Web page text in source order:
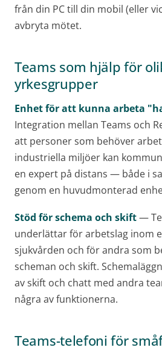
från din PC till din mobil (eller
avbryta mötet.
Teams som hjälp för
yrkesgrupper
Enhet för att kunna arbeta
Integration mellan Teams och
att personer som behöver
industriella miljöer kan
en expert på distans — både i
genom en huvudmonterad
Stöd för schema och skift—
underlättar för arbetslag inom
sjukvården och för andra som
scheman och skift.
av skift och chatt med andra
några av funktionerna.
Teams-telefoni för